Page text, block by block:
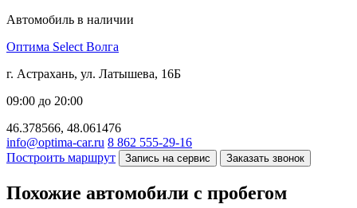
Автомобиль в наличии
Оптима Select Волга
г. Астрахань, ул. Латышева, 16Б
09:00 до 20:00
46.378566, 48.061476
info@optima-car.ru 8 862 555-29-16
Построить маршрут
Запись на сервис Заказать звонок
Похожие автомобили с пробегом